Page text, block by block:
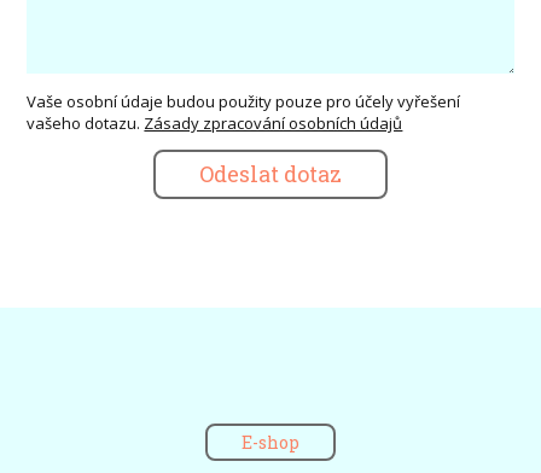
Vaše osobní údaje budou použity pouze pro účely vyřešení
vašeho dotazu. Zásady zpracování osobních údajů
Odeslat dotaz
E-shop